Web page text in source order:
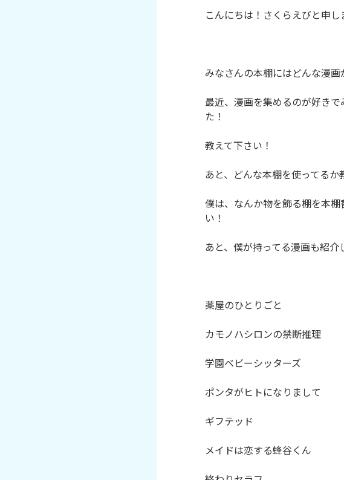
こんにちは！さくらえびと申し
みなさんの本棚にはどんな漫画
最近、漫画を集めるのが好き
た！
教えて下さい！
あと、どんな本棚を使ってるか
僕は、なんか物を飾る棚を本
い！
あと、僕が持ってる漫画も紹介
薬屋のひとりごと
カモノハシロンの禁断推理
学園ベビーシッターズ
ポンタがヒトになりまして
ギフテッド
メイドは恋する蜂谷くん